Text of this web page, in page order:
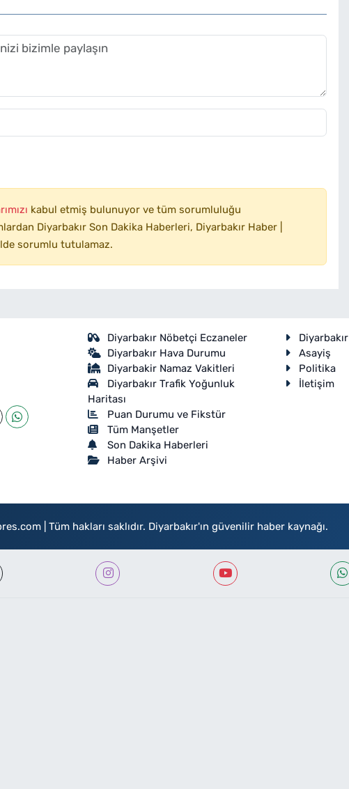
kabul etmiş bulunuyor ve tüm sorumluluğu
Diyarbakır Son Dakika Haberleri, Diyarbakır Haber |
sorumlu tutulamaz.
Diyarbakır Nöbetçi Eczaneler
Diyarbakır Hava Durumu
Diyarbakir Namaz Vakitleri
Diyarbakır Trafik Yoğunluk
Haritası
Puan Durumu ve Fikstür
Tüm Manşetler
Son Dakika Haberleri
Haber Arşivi
Diyarbakır
Asayiş
Politika
İletişim
| Tüm hakları saklıdır. Diyarbakır'ın güvenilir haber kaynağı.